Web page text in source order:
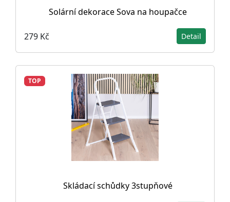
Solární dekorace Sova na houpačce
279 Kč Detail
TOP
Skládací schůdky 3stupňové